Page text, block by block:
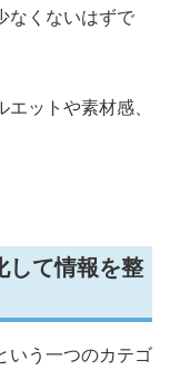
なくないはずで
ットや素材感、
して情報を整
いう一つのカテゴ